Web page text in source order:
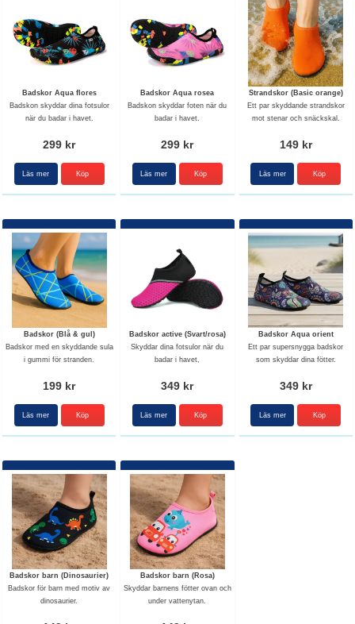
Badskor Aqua flores
Badskon skyddar dina fotsulor
när du badar i havet.
299 kr
Läs mer Köp
Badskor Aqua rosea
Badskon skyddar foten när du
badar i havet.
299 kr
Läs mer Köp
Strandskor (Basic orange)
Ett par skyddande strandskor
mot stenar och snäckskal.
149 kr
Läs mer Köp
Badskor (Blå & gul)
Badskor med en skyddande sula
i gummi för stranden.
199 kr
Läs mer Köp
Badskor active (Svart/rosa)
Skyddar dina fotsulor när du
badar i havet,
349 kr
Läs mer Köp
Badskor Aqua orient
Ett par supersnygga badskor
som skyddar dina fötter.
349 kr
Läs mer Köp
Badskor barn (Dinosaurier)
Badskor för barn med motiv av
dinosaurier.
Badskor barn (Rosa)
Skyddar barnens fötter ovan och
under vattenytan.